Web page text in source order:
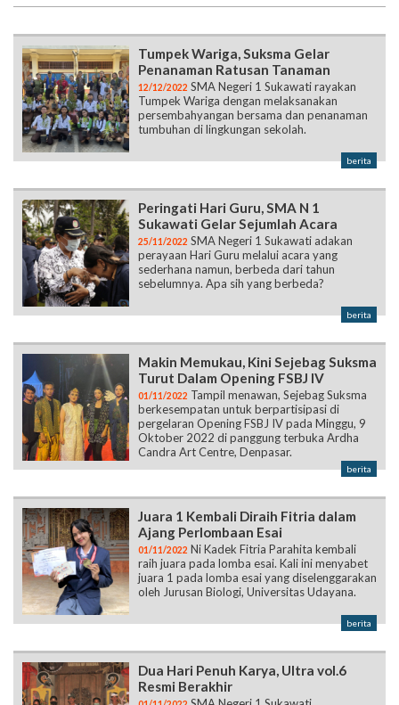
Tumpek Wariga, Suksma Gelar
Penanaman Ratusan Tanaman
12/12/2022 SMA Negeri 1 Sukawati rayakan
Tumpek Wariga dengan melaksanakan
persembahyangan bersama dan penanaman
tumbuhan di lingkungan sekolah.
berita
Peringati Hari Guru, SMA N 1
Sukawati Gelar Sejumlah Acara
25/11/2022 SMA Negeri 1 Sukawati adakan
perayaan Hari Guru melalui acara yang
sederhana namun, berbeda dari tahun
sebelumnya. Apa sih yang berbeda?
berita
Makin Memukau, Kini Sejebag Suksma
Turut Dalam Opening FSBJ IV
01/11/2022 Tampil menawan, Sejebag Suksma
berkesempatan untuk berpartisipasi di
pergelaran Opening FSBJ IV pada Minggu, 9
Oktober 2022 di panggung terbuka Ardha
Candra Art Centre, Denpasar.
berita
Juara 1 Kembali Diraih Fitria dalam
Ajang Perlombaan Esai
01/11/2022 Ni Kadek Fitria Parahita kembali
raih juara pada lomba esai. Kali ini menyabet
juara 1 pada lomba esai yang diselenggarakan
oleh Jurusan Biologi, Universitas Udayana.
berita
Dua Hari Penuh Karya, Ultra vol.6
Resmi Berakhir